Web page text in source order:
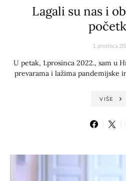
Lagali su nas i
1. prosinca
U petak, 1.prosinca 2022., sam u
prevarama i lažima pandemijske
VIŠE